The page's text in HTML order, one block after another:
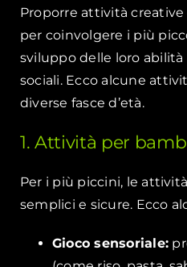
Proporre attività
per coinvolgere i più
sviluppo delle loro
sociali. Ecco alcune
diverse fasce d’età.
1. Attività per
Per i più piccini, le
semplici e sicure. Ecco
Gioco sensoriale: